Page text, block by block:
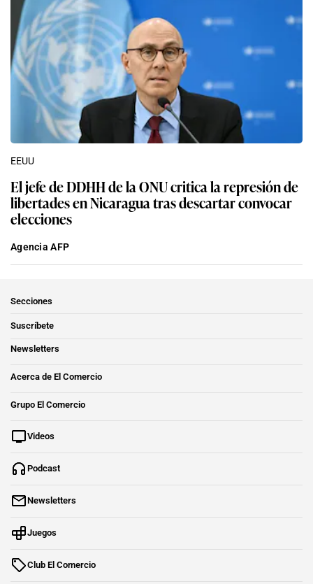
EEUU
El jefe de DDHH de la ONU critica la represión de
libertades en Nicaragua tras descartar convocar
elecciones
Agencia AFP
Secciones
Suscríbete
Newsletters
Acerca de El Comercio
Grupo El Comercio
Videos
Podcast
Newsletters
Juegos
Club El Comercio